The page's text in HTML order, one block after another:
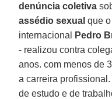
denúncia coletiva
assédio sexual que
internacional
Pedro
- realizou contra
anos. com menos de
a carreira
de estudo e de